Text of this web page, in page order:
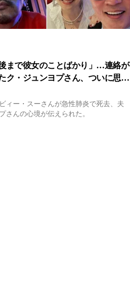
後まで彼女のことばかり」…連絡が
ク・ジュンヨプさん、ついに思い
ィー・スーさんが急性肺炎で死去、夫
さんの心境が伝えられた。